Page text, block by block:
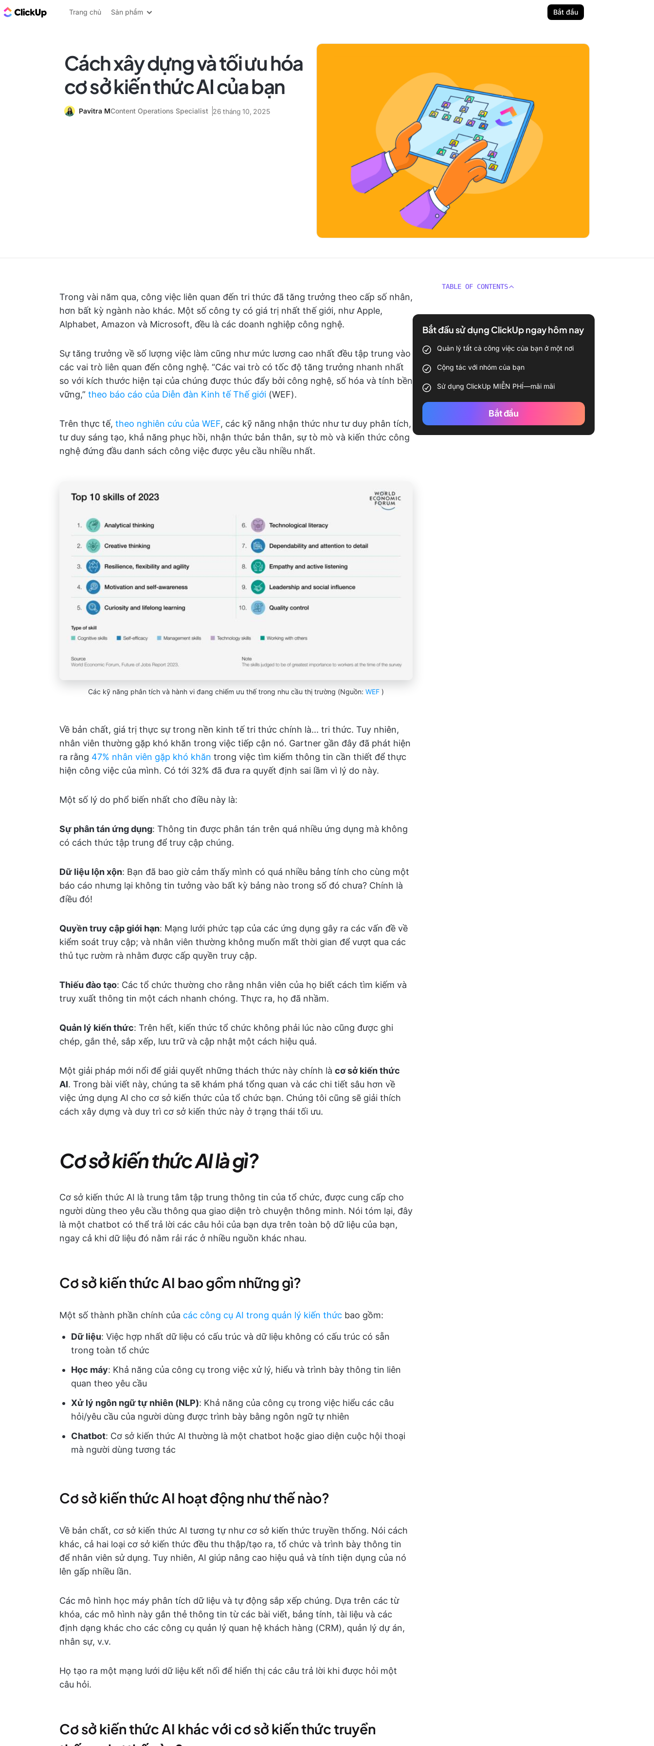
ClickUp Blog
Trang chủ Sản phẩm Bắt đầu
Cách xây dựng và tối ưu hóa
cơ sở kiến thức AI của bạn
Pavitra MContent Operations Specialist 26 tháng 10, 2025
Trong vài năm qua, công việc liên quan đến tri thức đã tăng trưởng theo cấp số nhân,
hơn bất kỳ ngành nào khác. Một số công ty có giá trị nhất thế giới, như Apple,
Alphabet, Amazon và Microsoft, đều là các doanh nghiệp công nghệ.
Sự tăng trưởng về số lượng việc làm cũng như mức lương cao nhất đều tập trung vào
các vai trò liên quan đến công nghệ. “Các vai trò có tốc độ tăng trưởng nhanh nhất
so với kích thước hiện tại của chúng được thúc đẩy bởi công nghệ, số hóa và tính bền
vững,” theo báo cáo của Diễn đàn Kinh tế Thế giới (WEF).
Trên thực tế, theo nghiên cứu của WEF, các kỹ năng nhận thức như tư duy phân tích,
tư duy sáng tạo, khả năng phục hồi, nhận thức bản thân, sự tò mò và kiến thức công
nghệ đứng đầu danh sách công việc được yêu cầu nhiều nhất.
Các kỹ năng phân tích và hành vi đang chiếm ưu thế trong nhu cầu thị trường (Nguồn: WEF )
Về bản chất, giá trị thực sự trong nền kinh tế tri thức chính là... tri thức. Tuy nhiên,
nhân viên thường gặp khó khăn trong việc tiếp cận nó. Gartner gần đây đã phát hiện
ra rằng 47% nhân viên gặp khó khăn trong việc tìm kiếm thông tin cần thiết để thực
hiện công việc của mình. Có tới 32% đã đưa ra quyết định sai lầm vì lý do này.
Một số lý do phổ biến nhất cho điều này là:
Sự phân tán ứng dụng: Thông tin được phân tán trên quá nhiều ứng dụng mà không
có cách thức tập trung để truy cập chúng.
Dữ liệu lộn xộn: Bạn đã bao giờ cảm thấy mình có quá nhiều bảng tính cho cùng một
báo cáo nhưng lại không tin tưởng vào bất kỳ bảng nào trong số đó chưa? Chính là
điều đó!
Quyền truy cập giới hạn: Mạng lưới phức tạp của các ứng dụng gây ra các vấn đề về
kiểm soát truy cập; và nhân viên thường không muốn mất thời gian để vượt qua các
thủ tục rườm rà nhằm được cấp quyền truy cập.
Thiếu đào tạo: Các tổ chức thường cho rằng nhân viên của họ biết cách tìm kiếm và
truy xuất thông tin một cách nhanh chóng. Thực ra, họ đã nhầm.
Quản lý kiến thức: Trên hết, kiến thức tổ chức không phải lúc nào cũng được ghi
chép, gắn thẻ, sắp xếp, lưu trữ và cập nhật một cách hiệu quả.
Một giải pháp mới nổi để giải quyết những thách thức này chính là cơ sở kiến thức
AI. Trong bài viết này, chúng ta sẽ khám phá tổng quan và các chi tiết sâu hơn về
việc ứng dụng AI cho cơ sở kiến thức của tổ chức bạn. Chúng tôi cũng sẽ giải thích
cách xây dựng và duy trì cơ sở kiến thức này ở trạng thái tối ưu.
Cơ sở kiến thức AI là gì?
Cơ sở kiến thức AI là trung tâm tập trung thông tin của tổ chức, được cung cấp cho
người dùng theo yêu cầu thông qua giao diện trò chuyện thông minh. Nói tóm lại, đây
là một chatbot có thể trả lời các câu hỏi của bạn dựa trên toàn bộ dữ liệu của bạn,
ngay cả khi dữ liệu đó nằm rải rác ở nhiều nguồn khác nhau.
Cơ sở kiến thức AI bao gồm những gì?
Một số thành phần chính của các công cụ AI trong quản lý kiến thức bao gồm:
Dữ liệu: Việc hợp nhất dữ liệu có cấu trúc và dữ liệu không có cấu trúc có sẵn
trong toàn tổ chức
Học máy: Khả năng của công cụ trong việc xử lý, hiểu và trình bày thông tin liên
quan theo yêu cầu
Xử lý ngôn ngữ tự nhiên (NLP): Khả năng của công cụ trong việc hiểu các câu
hỏi/yêu cầu của người dùng được trình bày bằng ngôn ngữ tự nhiên
Chatbot: Cơ sở kiến thức AI thường là một chatbot hoặc giao diện cuộc hội thoại
mà người dùng tương tác
Cơ sở kiến thức AI hoạt động như thế nào?
Về bản chất, cơ sở kiến thức AI tương tự như cơ sở kiến thức truyền thống. Nói cách
khác, cả hai loại cơ sở kiến thức đều thu thập/tạo ra, tổ chức và trình bày thông tin
để nhân viên sử dụng. Tuy nhiên, AI giúp nâng cao hiệu quả và tính tiện dụng của nó
lên gấp nhiều lần.
Các mô hình học máy phân tích dữ liệu và tự động sắp xếp chúng. Dựa trên các từ
khóa, các mô hình này gắn thẻ thông tin từ các bài viết, bảng tính, tài liệu và các
định dạng khác cho các công cụ quản lý quan hệ khách hàng (CRM), quản lý dự án,
nhân sự, v.v.
Họ tạo ra một mạng lưới dữ liệu kết nối để hiển thị các câu trả lời khi được hỏi một
câu hỏi.
Cơ sở kiến thức AI khác với cơ sở kiến thức truyền
TABLE OF CONTENTS
Bắt đầu sử dụng ClickUp ngay hôm nay
Quản lý tất cả công việc của bạn ở một nơi
Cộng tác với nhóm của bạn
Sử dụng ClickUp MIỄN PHÍ—mãi mãi
Bắt đầu